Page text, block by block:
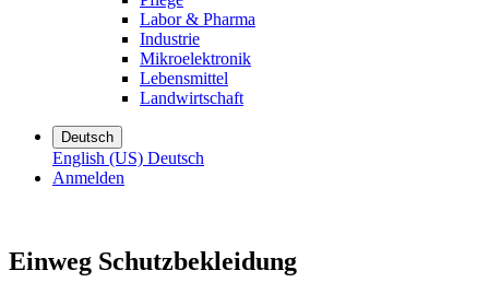
Labor & Pharma
Industrie
Mikroelektronik
Lebensmittel
Landwirtschaft
Deutsch
English (US) Deutsch
Anmelden
Einweg Schutzbekleidung